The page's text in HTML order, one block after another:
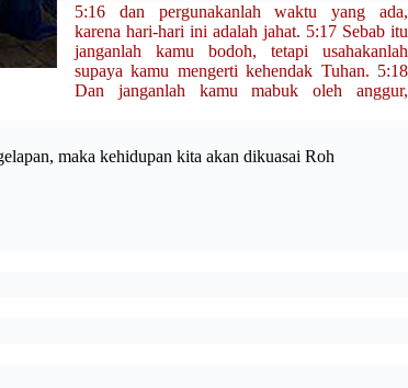
5:16 dan pergunakanlah waktu yang ada,
karena hari-hari ini adalah jahat. 5:17 Sebab itu
janganlah kamu bodoh, tetapi usahakanlah
supaya kamu mengerti kehendak Tuhan. 5:18
Dan janganlah kamu mabuk oleh anggur,
maka kehidupan kita akan dikuasai Roh